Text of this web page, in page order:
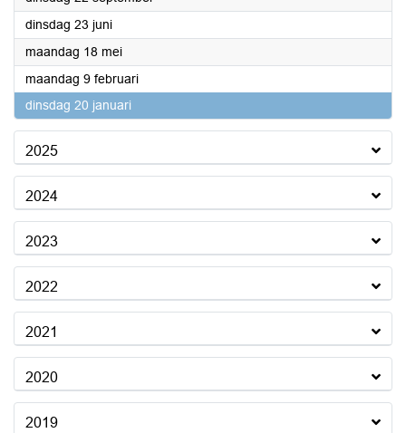
dinsdag 23 juni2026
maandag 18 mei2026
maandag 9 februari2026
dinsdag 20 januari
2025
2024
2023
2022
2021
2020
2019